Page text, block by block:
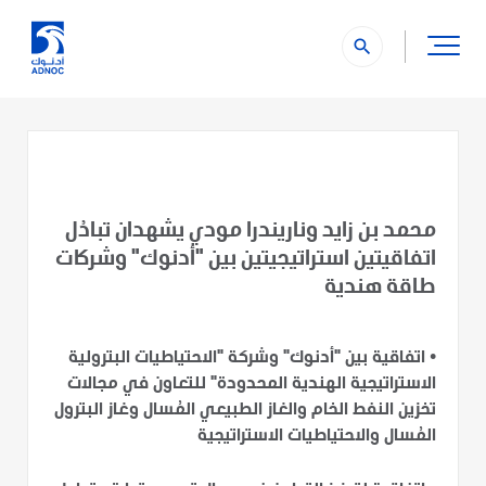
search
محمد بن زايد وناريندرا مودي يشهدان تبادُل
اتفاقيتين استراتيجيتين بين "أدنوك" وشركات
طاقة هندية
• اتفاقية بين "أدنوك" وشركة "الاحتياطيات البترولية
الاستراتيجية الهندية المحدودة" للتعاون في مجالات
تخزين النفط الخام والغاز الطبيعي المُسال وغاز البترول
المُسال والاحتياطيات الاستراتيجية